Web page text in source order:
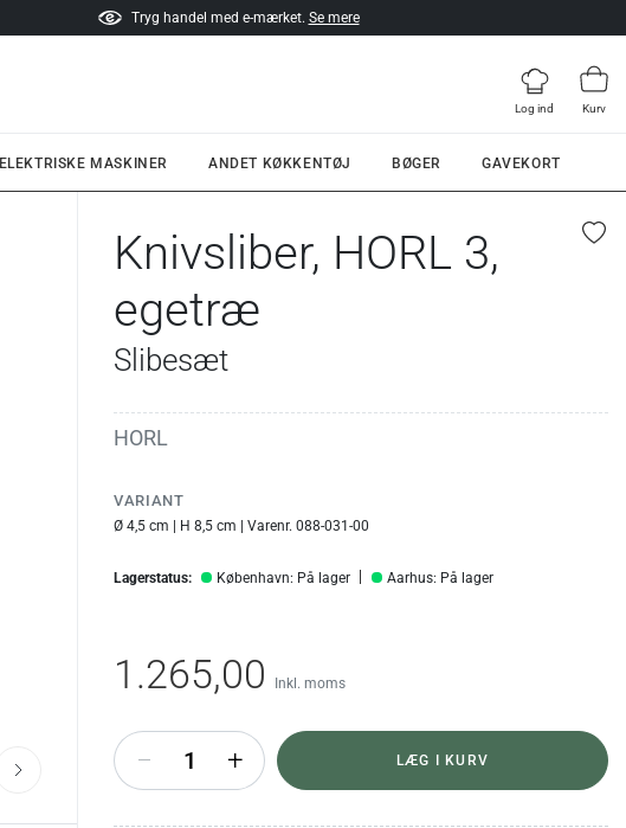
Tryg handel med e-mærket. Se mere
Log ind Kurv
ELEKTRISKE MASKINER ANDET KØKKENTØJ BØGER GAVEKORT
Knivsliber, HORL 3,
egetræ
Slibesæt
HORL
VARIANT
Ø 4,5 cm | H 8,5 cm | Varenr. 088-031-00
Lagerstatus: København: På lager Aarhus: På lager
1.265,00 Inkl. moms
+ LÆG I KURV